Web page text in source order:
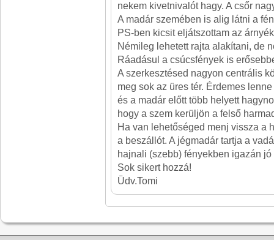
nekem kivetnivalót hagy. A csőr
A madár szemében is alig látni a
PS-ben kicsit eljátszottam az
Némileg lehetett rajta alakítani, de
Ráadásul a csúcsfények is
A szerkesztésed nagyon centrális
meg sok az üres tér. Érdemes
és a madár előtt több helyett
hogy a szem kerüljön a felső
Ha van lehetőséged menj vissza a
a beszállót. A jégmadár tartja a
hajnali (szebb) fényekben igazán
Sok sikert hozzá!
Üdv.Tomi